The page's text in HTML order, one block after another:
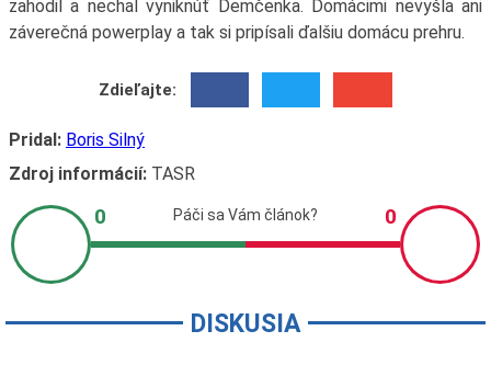
zahodil a nechal vyniknúť Demčenka. Domácimi nevyšla ani
záverečná powerplay a tak si pripísali ďalšiu domácu prehru.
Zdieľajte:
Pridal: Boris Silný
Zdroj informácií:TASR
DISKUSIA